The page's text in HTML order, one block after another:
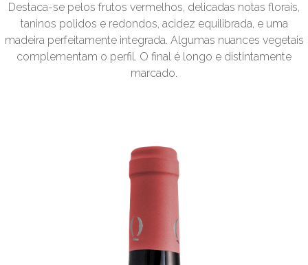
Destaca-se pelos frutos vermelhos, delicadas notas florais,
taninos polidos e redondos, acidez equilibrada, e uma
madeira perfeitamente integrada. Algumas nuances vegetais
complementam o perfil. O final é longo e distintamente
marcado.